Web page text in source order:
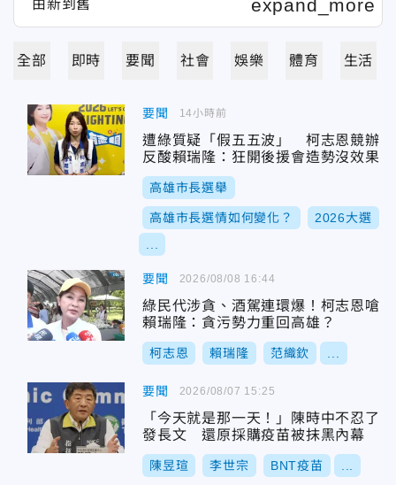
全部 即時 要聞 社會 娛樂 體育 生活
要聞
遭綠質疑「假五五波」 柯志恩競辦
反酸賴瑞隆：狂開後援會造勢沒效果
高雄市長選舉
高雄市長選情如何變化？ 2026大選
14小時前
要聞
綠民代涉貪、酒駕連環爆！柯志恩嗆
賴瑞隆：貪污勢力重回高雄？
柯志恩 賴瑞隆 范織欽
2026/08/08 16:44
要聞
「今天就是那一天！」陳時中不忍了
發長文 還原採購疫苗被抹黑內幕
陳昱瑄 李世宗 BNT疫苗
2026/08/07 15:25